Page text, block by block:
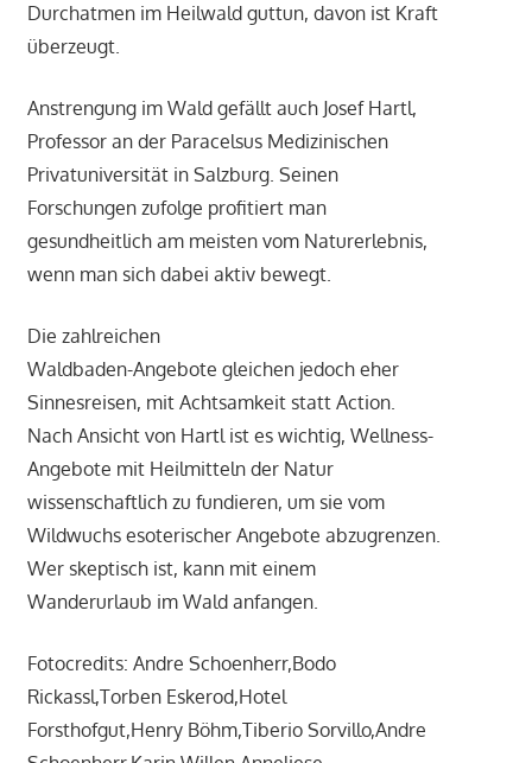
Durchatmen im Heilwald guttun, davon ist Kraft
überzeugt.
Anstrengung im Wald gefällt auch Josef Hartl,
Professor an der Paracelsus Medizinischen
Privatuniversität in Salzburg. Seinen
Forschungen zufolge profitiert man
gesundheitlich am meisten vom Naturerlebnis,
wenn man sich dabei aktiv bewegt.
Die zahlreichen
Waldbaden-Angebote gleichen jedoch eher
Sinnesreisen, mit Achtsamkeit statt Action.
Nach Ansicht von Hartl ist es wichtig, Wellness-
Angebote mit Heilmitteln der Natur
wissenschaftlich zu fundieren, um sie vom
Wildwuchs esoterischer Angebote abzugrenzen.
Wer skeptisch ist, kann mit einem
Wanderurlaub im Wald anfangen.
Fotocredits: Andre Schoenherr,Bodo
Rickassl,Torben Eskerod,Hotel
Forsthofgut,Henry Böhm,Tiberio Sorvillo,Andre